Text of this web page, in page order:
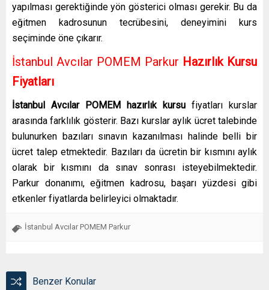
yapılması gerektiğinde yön gösterici olması gerekir. Bu da
eğitmen kadrosunun tecrübesini, deneyimini kurs
seçiminde öne çıkarır.
İstanbul Avcılar POMEM Parkur Hazırlık Kursu
Fiyatları
İstanbul Avcılar POMEM hazırlık kursu fiyatları kurslar
arasında farklılık gösterir. Bazı kurslar aylık ücret talebinde
bulunurken bazıları sınavın kazanılması halinde belli bir
ücret talep etmektedir. Bazıları da ücretin bir kısmını aylık
olarak bir kısmını da sınav sonrası isteyebilmektedir.
Parkur donanımı, eğitmen kadrosu, başarı yüzdesi gibi
etkenler fiyatlarda belirleyici olmaktadır.
İstanbul Avcılar POMEM Parkur
Benzer Konular